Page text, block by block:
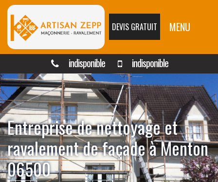
DEVIS GRATUIT MENU
indisponible indisponible
Entreprise de nettoyage et
ravalement de façade à Menton
06500